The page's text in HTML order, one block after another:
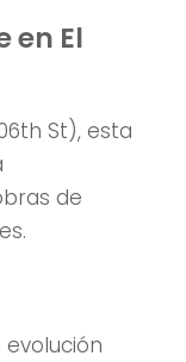
en El
St), esta
de